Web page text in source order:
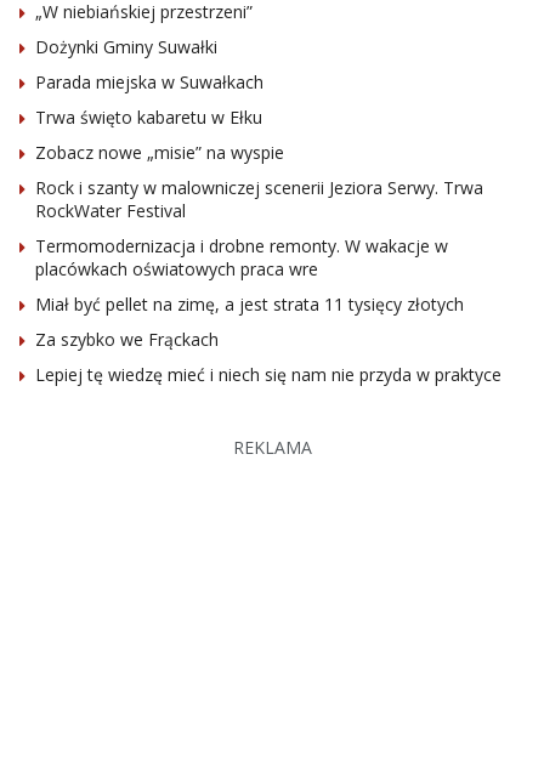
„W niebiańskiej przestrzeni”
Dożynki Gminy Suwałki
Parada miejska w Suwałkach
Trwa święto kabaretu w Ełku
Zobacz nowe „misie” na wyspie
Rock i szanty w malowniczej scenerii Jeziora Serwy. Trwa
RockWater Festival
Termomodernizacja i drobne remonty. W wakacje w
placówkach oświatowych praca wre
Miał być pellet na zimę, a jest strata 11 tysięcy złotych
Za szybko we Frąckach
Lepiej tę wiedzę mieć i niech się nam nie przyda w praktyce
REKLAMA